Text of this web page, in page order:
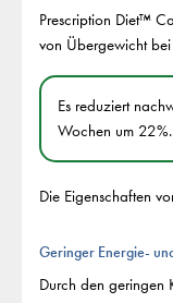
Prescription Diet™
von Übergewicht
Es reduziert
Wochen um 22%.
Die Eigenschaften
Geringer Energie-
Durch den